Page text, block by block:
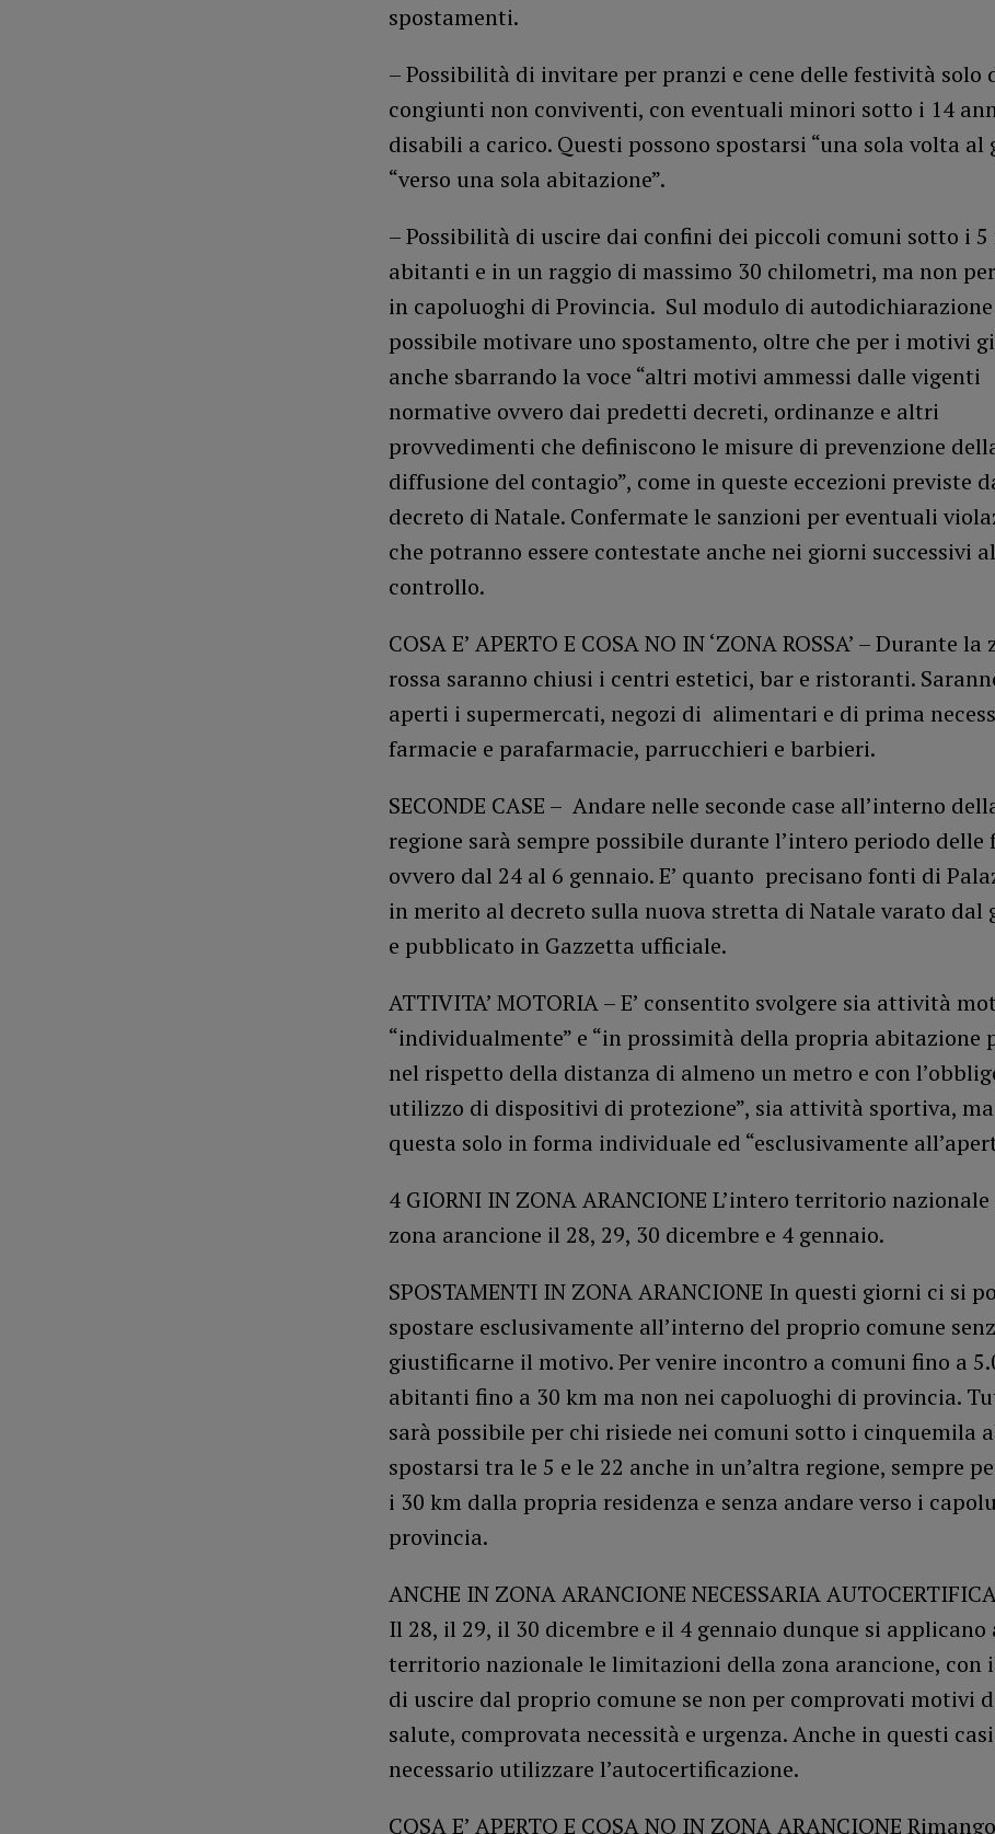
spostamenti.
– Possibilità di invitare per pranzi e cene delle festività solo
congiunti non conviventi, con eventuali minori sotto i 14
disabili a carico. Questi possono spostarsi “una sola volta al
“verso una sola abitazione”.
– Possibilità di uscire dai confini dei piccoli comuni sotto i
abitanti e in un raggio di massimo 30 chilometri, ma non
in capoluoghi di Provincia. Sul modulo di autodichiarazione
possibile motivare uno spostamento, oltre che per i motivi
anche sbarrando la voce “altri motivi ammessi dalle vigenti
normative ovvero dai predetti decreti, ordinanze e altri
provvedimenti che definiscono le misure di prevenzione
diffusione del contagio”, come in queste eccezioni previste
decreto di Natale. Confermate le sanzioni per eventuali
che potranno essere contestate anche nei giorni successivi al
controllo.
COSA E’ APERTO E COSA NO IN ‘ZONA ROSSA’ – Durante la
rossa saranno chiusi i centri estetici, bar e ristoranti.
aperti i supermercati, negozi di alimentari e di prima
farmacie e parafarmacie, parrucchieri e barbieri.
SECONDE CASE – Andare nelle seconde case all’interno
regione sarà sempre possibile durante l’intero periodo delle
ovvero dal 24 al 6 gennaio. E’ quanto precisano fonti di
in merito al decreto sulla nuova stretta di Natale varato dal
e pubblicato in Gazzetta ufficiale.
ATTIVITA’ MOTORIA – E’ consentito svolgere sia attività
“individualmente” e “in prossimità della propria abitazione
nel rispetto della distanza di almeno un metro e con
utilizzo di dispositivi di protezione”, sia attività sportiva,
questa solo in forma individuale ed “esclusivamente
4 GIORNI IN ZONA ARANCIONE L’intero territorio nazionale
zona arancione il 28, 29, 30 dicembre e 4 gennaio.
SPOSTAMENTI IN ZONA ARANCIONE In questi giorni ci si
spostare esclusivamente all’interno del proprio comune
giustificarne il motivo. Per venire incontro a comuni fino a
abitanti fino a 30 km ma non nei capoluoghi di provincia.
sarà possibile per chi risiede nei comuni sotto i cinquemila
spostarsi tra le 5 e le 22 anche in un’altra regione, sempre
i 30 km dalla propria residenza e senza andare verso i
provincia.
ANCHE IN ZONA ARANCIONE NECESSARIA
Il 28, il 29, il 30 dicembre e il 4 gennaio dunque si
territorio nazionale le limitazioni della zona arancione, con
di uscire dal proprio comune se non per comprovati motivi
salute, comprovata necessità e urgenza. Anche in questi
necessario utilizzare l’autocertificazione.
COSA E’ APERTO E COSA NO IN ZONA ARANCIONE